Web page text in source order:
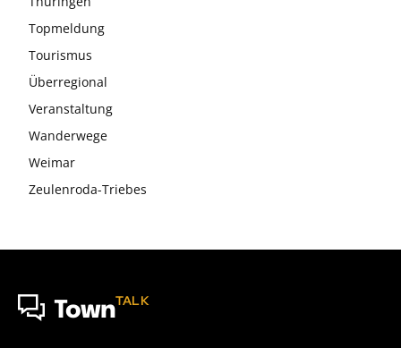
Topmeldung
Tourismus
Überregional
Veranstaltung
Wanderwege
Weimar
Zeulenroda-Triebes
TownTALK